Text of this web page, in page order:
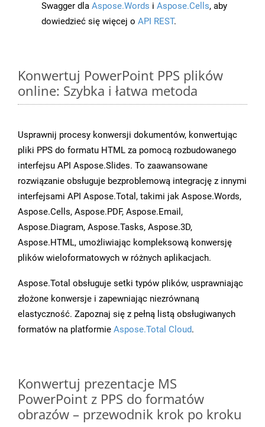
Swagger dla Aspose.Words i Aspose.Cells, aby
dowiedzieć się więcej o API REST.
Konwertuj PowerPoint PPS plików
online: Szybka i łatwa metoda
Usprawnij procesy konwersji dokumentów, konwertując
pliki PPS do formatu HTML za pomocą rozbudowanego
interfejsu API Aspose.Slides. To zaawansowane
rozwiązanie obsługuje bezproblemową integrację z innymi
interfejsami API Aspose.Total, takimi jak Aspose.Words,
Aspose.Cells, Aspose.PDF, Aspose.Email,
Aspose.Diagram, Aspose.Tasks, Aspose.3D,
Aspose.HTML, umożliwiając kompleksową konwersję
plików wieloformatowych w różnych aplikacjach.
Aspose.Total obsługuje setki typów plików, usprawniając
złożone konwersje i zapewniając niezrównaną
elastyczność. Zapoznaj się z pełną listą obsługiwanych
formatów na platformie Aspose.Total Cloud.
Konwertuj prezentacje MS
PowerPoint z PPS do formatów
obrazów – przewodnik krok po kroku